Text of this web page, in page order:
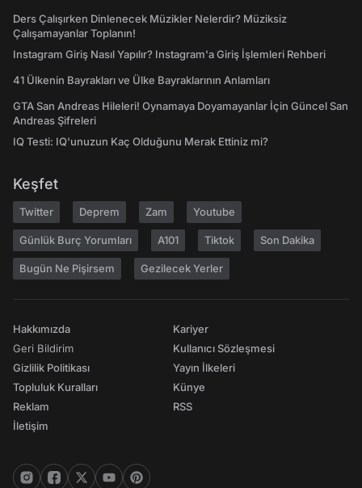
Ders Çalışırken Dinlenecek Müzikler Nelerdir? Müziksiz
Çalışamayanlar Toplanın!
Instagram Giriş Nasıl Yapılır? Instagram'a Giriş İşlemleri Rehberi
41 Ülkenin Bayrakları ve Ülke Bayraklarının Anlamları
GTA San Andreas Hileleri! Oynamaya Doyamayanlar İçin Güncel San
Andreas Şifreleri
IQ Testi: IQ'unuzun Kaç Olduğunu Merak Ettiniz mi?
Keşfet
Twitter Deprem Zam Youtube
Günlük Burç Yorumları A101 Tiktok Son Dakika
Bugün Ne Pişirsem Gezilecek Yerler
Hakkımızda
Geri Bildirim
Gizlilik Politikası
Topluluk Kuralları
Reklam
İletişim
Kariyer
Kullanıcı Sözleşmesi
Yayın İlkeleri
Künye
RSS